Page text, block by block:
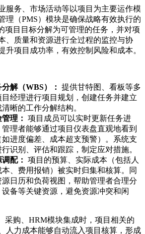
服务、市场活动等以项目为主要运作模
理（PMS）模块是确保战略有效执行的
项目目标分解为可管理的任务，并对项
、质量和资源进行全过程的监控与协
升项目成功率，有效控制风险和成本。
解（WBS）： 提供甘特图、看板等多
经理进行项目规划，创建任务并建立
晰的工作分解结构。
理： 项目成员可以实时更新任务进
理者能够通过项目仪表盘直观地看到
进度偏差、成本超支预警）。系统支
识别、评估和跟踪，制定应对措施。
配： 项目的预算、实际成本（包括人
、费用报销）被实时归集和核算。同
日历和负荷视图，帮助管理者合理分
备等关键资源，避免资源冲突和闲
采购、HRM模块集成时，项目相关的
人力成本能够自动流入项目核算，形成